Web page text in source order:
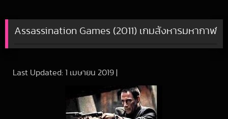
Assassination Games (2011) เกมสังหารมหากาฬ
Last Updated: 1 เมษายน 2019